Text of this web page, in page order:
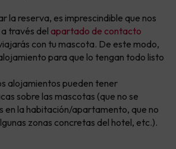
la reserva, es imprescindible que nos
través del apartado de contacto
con tu mascota. De este modo,
para que lo tengan todo listo
alojamientos pueden tener
sobre las mascotas (que no se
en la habitación/apartamento, que no
zonas concretas del hotel, etc.).